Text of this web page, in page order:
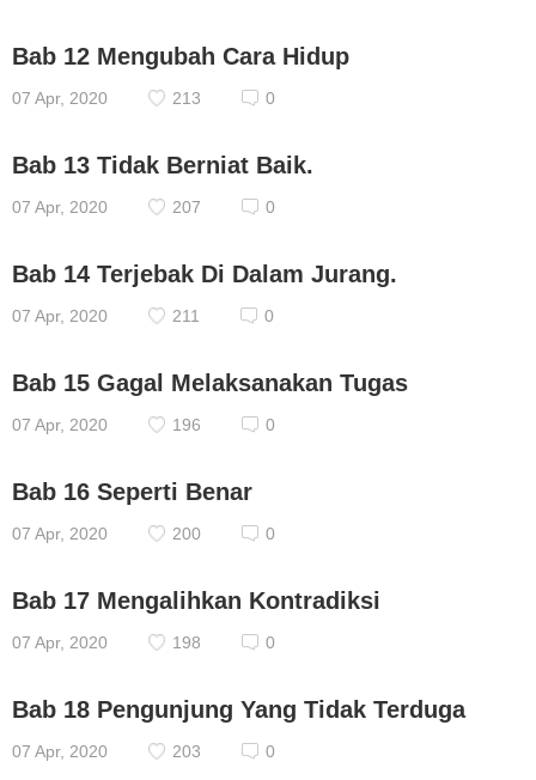
Bab 12 Mengubah Cara Hidup
07 Apr, 2020 213 0
Bab 13 Tidak Berniat Baik.
07 Apr, 2020 207 0
Bab 14 Terjebak Di Dalam Jurang.
07 Apr, 2020 211 0
Bab 15 Gagal Melaksanakan Tugas
07 Apr, 2020 196 0
Bab 16 Seperti Benar
07 Apr, 2020 200 0
Bab 17 Mengalihkan Kontradiksi
07 Apr, 2020 198 0
Bab 18 Pengunjung Yang Tidak Terduga
07 Apr, 2020 203 0